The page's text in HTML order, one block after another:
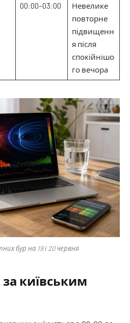
00:00–03:00
Невелике
повторне
підвищенн
я після
спокійнішо
го вечора
бур на 19 і 20 червня
за київським